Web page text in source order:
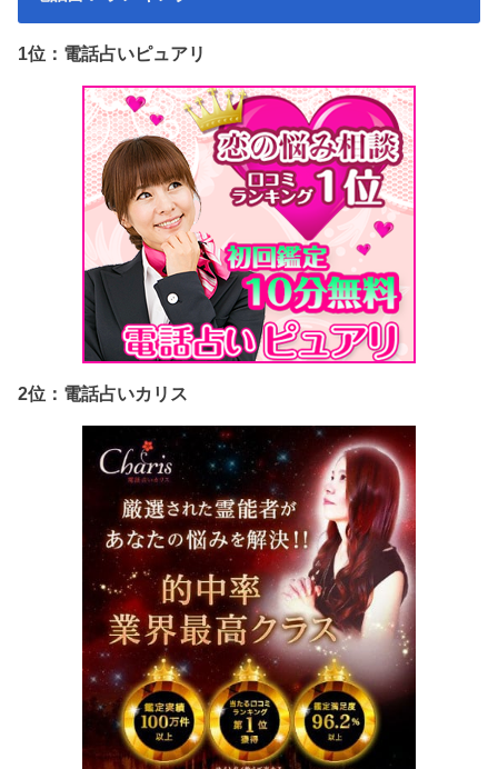
1位：電話占いピュアリ
2位：電話占いカリス